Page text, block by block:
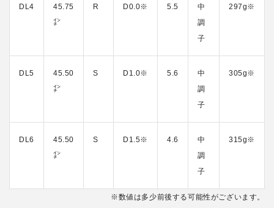
DL4
45.75
㌅
R D0.0※ 5.5
中
調
子
297g※
DL5
45.50
㌅
S D1.0※ 5.6
中
調
子
305g※
DL6
45.50
㌅
S D1.5※ 4.6
中
調
子
315g※
※数値は多少前後する可能性がございます。